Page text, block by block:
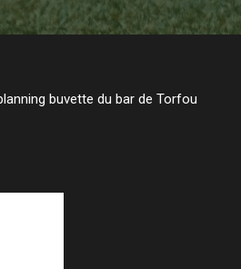
buvette du bar de Torfou